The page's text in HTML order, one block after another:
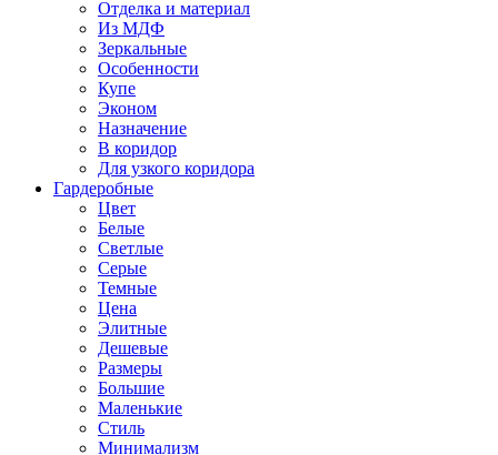
Отделка и материал
Из МДФ
Зеркальные
Особенности
Купе
Эконом
Назначение
В коридор
Для узкого коридора
Гардеробные
Цвет
Белые
Светлые
Серые
Темные
Цена
Элитные
Дешевые
Размеры
Большие
Маленькие
Стиль
Минимализм